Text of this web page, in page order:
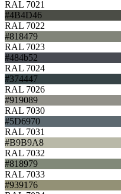
RAL 7021
#4B4D46
RAL 7022
#818479
RAL 7023
#484b52
RAL 7024
#374447
RAL 7026
#919089
RAL 7030
#5D6970
RAL 7031
#B9B9A8
RAL 7032
#818979
RAL 7033
#939176